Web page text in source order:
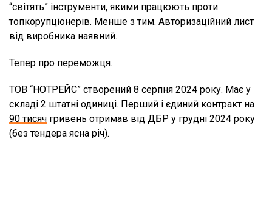
“світять” інструменти, якими працюють проти
топкорупціонерів. Менше з тим. Авторизаційний лист
від виробника наявний.
Тепер про переможця.
ТОВ “НОТРЕЙС” створений 8 серпня 2024 року. Має у
складі 2 штатні одиниці. Перший і єдиний контракт на
90 тисяч гривень отримав від ДБР у грудні 2024 року
(без тендера ясна річ).